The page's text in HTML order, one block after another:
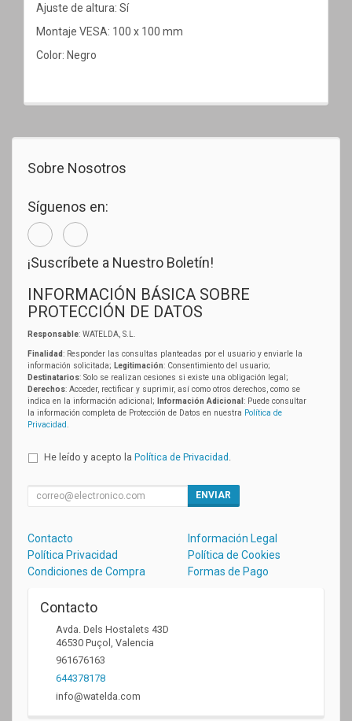
Ajuste de altura: Sí
Montaje VESA: 100 x 100 mm
Color: Negro
Sobre Nosotros
Síguenos en:
¡Suscríbete a Nuestro Boletín!
INFORMACIÓN BÁSICA SOBRE
PROTECCIÓN DE DATOS
Responsable: WATELDA, S.L.
Finalidad: Responder las consultas planteadas por el usuario y enviarle la
información solicitada; Legitimación: Consentimiento del usuario;
Destinatarios: Solo se realizan cesiones si existe una obligación legal;
Derechos: Acceder, rectificar y suprimir, así como otros derechos, como se
indica en la información adicional;
Información Adicional : Puede consultar
la información completa de Protección de Datos en nuestra Política de
Privacidad
He leído y acepto la Política de Privacidad
ENVIAR
Contacto
Información Legal
Política Privacidad
Política de Cookies
Condiciones de Compra
Formas de Pago
Contacto
Avda. Dels Hostalets 43D
46530 Puçol Valencia
961676163
644378178
info@watelda.com